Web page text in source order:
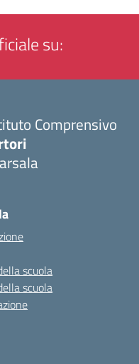
su:
Comprensivo
scuola
scuola